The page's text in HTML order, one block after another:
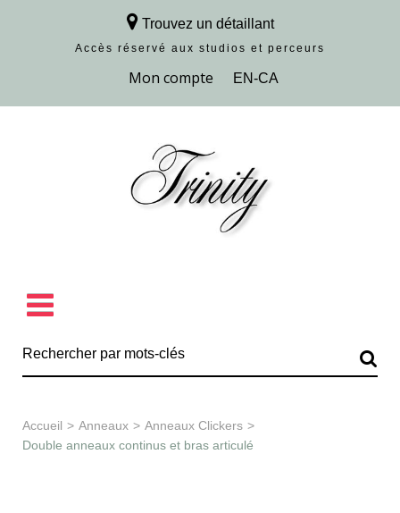
Trouvez un détaillant
Accès réservé aux studios et perceurs
Découvrir la collection
Accueil > Anneaux > Anneaux Clickers >
Double anneaux continus et bras articulé